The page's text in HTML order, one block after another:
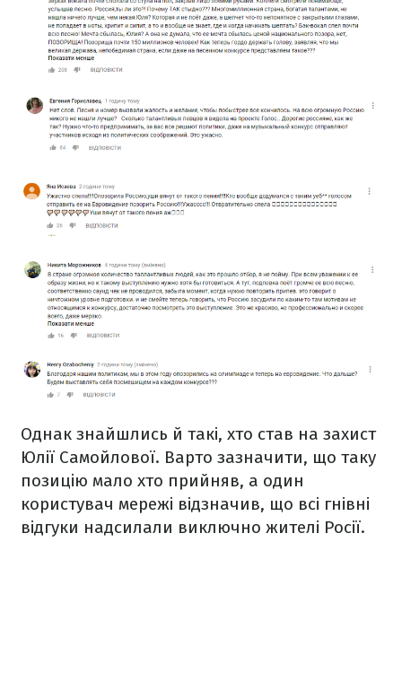
Однак знайшлись й такі, хто став на захист
Юлії Самойлової. Варто зазначити, що таку
позицію мало хто прийняв, а один
користувач мережі відзначив, що всі гнівні
відгуки надсилали виключно жителі Росії.